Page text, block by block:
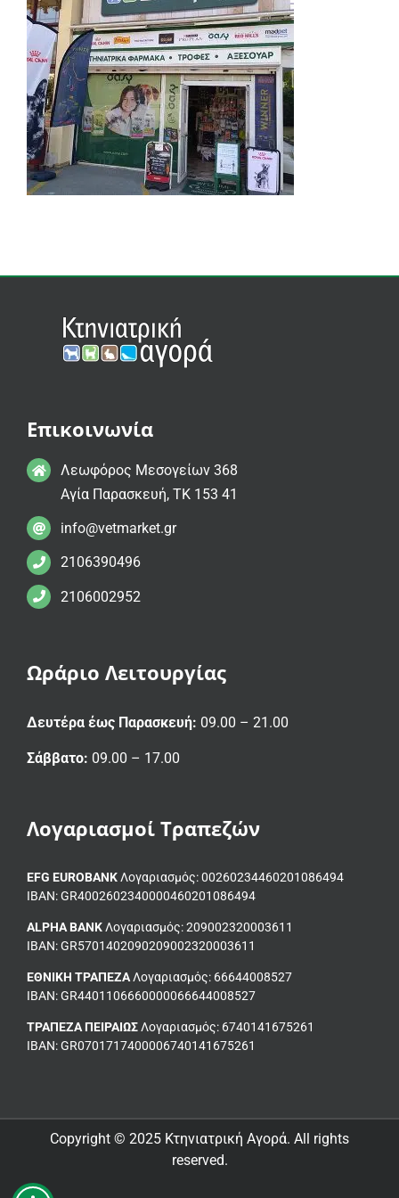
Επικοινωνία
Λεωφόρος Μεσογείων 368
Αγία Παρασκευή, ΤΚ 153 41
info@vetmarket.gr
2106390496
2106002952
Ωράριο Λειτουργίας
Δευτέρα έως Παρασκευή: 09.00 – 21.00
Σάββατο: 09.00 – 17.00
Λογαριασμοί Τραπεζών
EFG EUROBANK Λογαριασμός: 00260234460201086494
ΙΒΑΝ: GR4002602340000460201086494
ALPHA BANK Λογαριασμός: 209002320003611
ΙΒΑΝ: GR5701402090209002320003611
ΕΘΝΙΚΗ ΤΡΑΠΕΖΑ Λογαριασμός: 66644008527
IBAN: GR4401106660000066644008527
ΤΡΑΠΕΖΑ ΠΕΙΡΑΙΩΣ Λογαριασμός: 6740141675261
ΙΒΑΝ: GR0701717400006740141675261
Copyright © 2025 Κτηνιατρική Αγορά. All rights
reserved.